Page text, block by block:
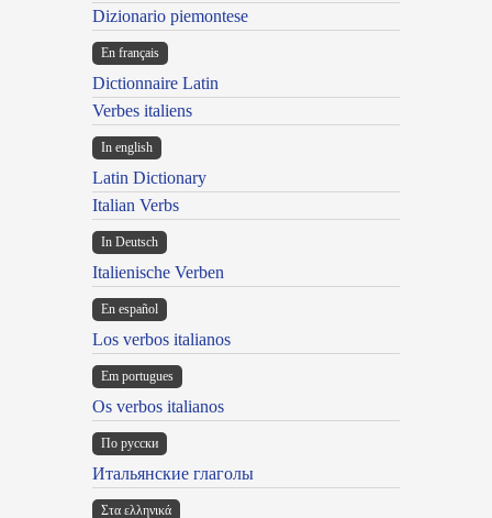
Dizionario piemontese
En français
Dictionnaire Latin
Verbes italiens
In english
Latin Dictionary
Italian Verbs
In Deutsch
Italienische Verben
En español
Los verbos italianos
Em portugues
Os verbos italianos
По русски
Итальянские глаголы
Στα ελληνικά